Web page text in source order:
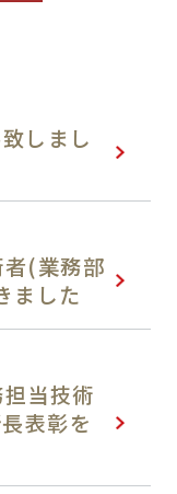
しまし
(業務部
ました
当技術
表彰を